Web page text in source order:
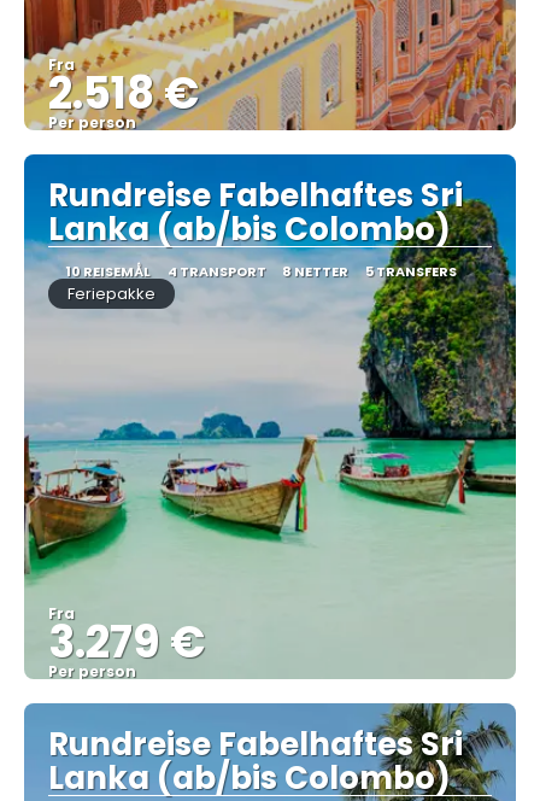
Fra
2.518 €
Per person
Se
Rundreise Fabelhaftes Sri
Lanka (ab/bis Colombo)
10 REISEMÅL 4 TRANSPORT 8 NETTER 5 TRANSFERS
Feriepakke
Fra
3.279 €
Per person
Se
Rundreise Fabelhaftes Sri
Lanka (ab/bis Colombo)